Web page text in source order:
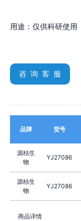
用途：仅供科研使用
咨 询 客 服
品牌 货号
源桔生
物
YJ27086
源桔生
物
YJ27086
商品详情